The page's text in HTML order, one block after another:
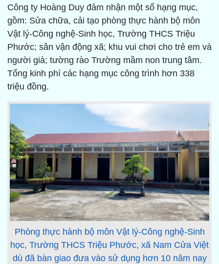
Công ty Hoàng Duy đảm nhận một số hạng mục,
gồm: Sửa chữa, cải tạo phòng thực hành bộ môn
Vật lý-Công nghệ-Sinh học, Trường THCS Triệu
Phước; sân vận động xã; khu vui chơi cho trẻ em và
người già; tường rào Trường mầm non trung tâm.
Tổng kinh phí các hạng mục công trình hơn 338
triệu đồng.
Phòng thực hành bộ môn Vật lý-Công nghệ-Sinh
học, Trường THCS Triệu Phước, xã Nam Cửa Việt
dù đã bàn giao đưa vào sử dụng hơn 10 năm nay